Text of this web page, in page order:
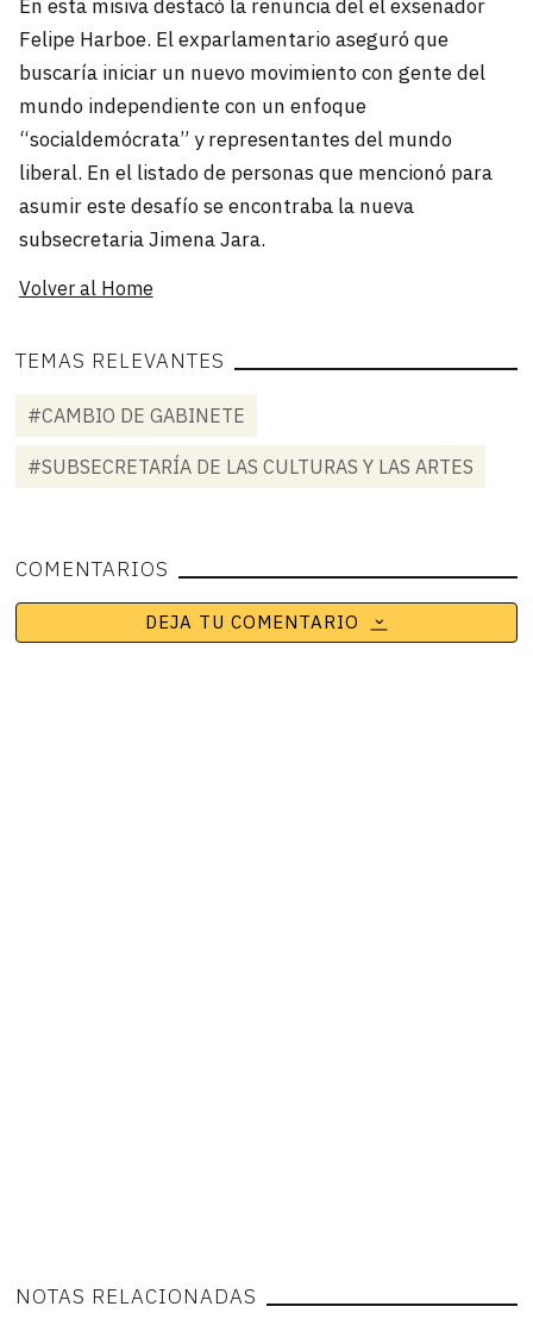
En esta misiva destacó la renuncia del el exsenador
Felipe Harboe. El exparlamentario aseguró que
buscaría iniciar un nuevo movimiento con gente del
mundo independiente con un enfoque
“socialdemócrata” y representantes del mundo
liberal. En el listado de personas que mencionó para
asumir este desafío se encontraba la nueva
subsecretaria Jimena Jara.
Volver al Home
TEMAS RELEVANTES
#CAMBIO DE GABINETE
#SUBSECRETARÍA DE LAS CULTURAS Y LAS ARTES
COMENTARIOS
DEJA TU COMENTARIO
NOTAS RELACIONADAS